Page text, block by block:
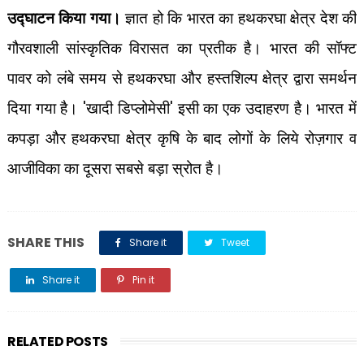
उद्घाटन किया गया।ज्ञात हो कि भारत का हथकरघा क्षेत्र देश की
गौरवशाली सांस्कृतिक विरासत का प्रतीक है। भारत की सॉफ्ट
पावर को लंबे समय से हथकरघा और हस्तशिल्प क्षेत्र द्वारा समर्थन
दिया गया है। 'खादी डिप्लोमेसी'इसी का एक उदाहरण है। भारत में
कपड़ा और हथकरघा क्षेत्र कृषि के बाद लोगों के लिये रोज़गार व
आजीविका का दूसरा सबसे बड़ा स्रोत है।
SHARE THIS Share it Tweet
Share it Pin it
RELATED POSTS